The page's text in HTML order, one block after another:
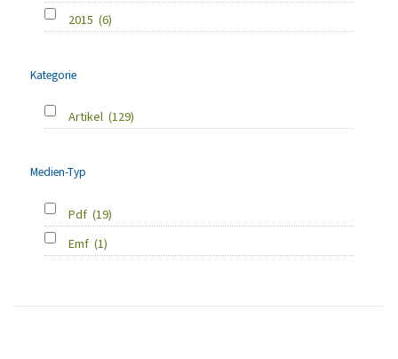
2015 (6)
Kategorie
Artikel (129)
Medien-Typ
Pdf (19)
Emf (1)